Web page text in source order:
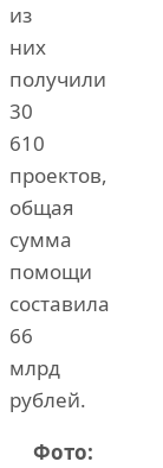
из
них
получили
30
610
проектов,
общая
сумма
помощи
составила
66
млрд
рублей.
Фото: